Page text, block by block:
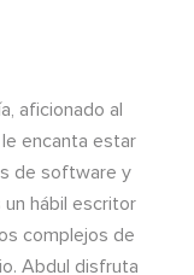
aficionado al
encanta estar
de software y
hábil escritor
complejos de
Abdul disfruta